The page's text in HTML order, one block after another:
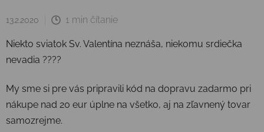
13.2.2020 1 min čítanie
Niekto sviatok Sv. Valentína neznáša, niekomu srdiečka
nevadia ????
My sme si pre vás pripravili kód na dopravu zadarmo pri
nákupe nad 20 eur úplne na všetko, aj na zľavnený tovar
samozrejme.